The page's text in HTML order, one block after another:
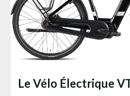
Le Vélo Électrique